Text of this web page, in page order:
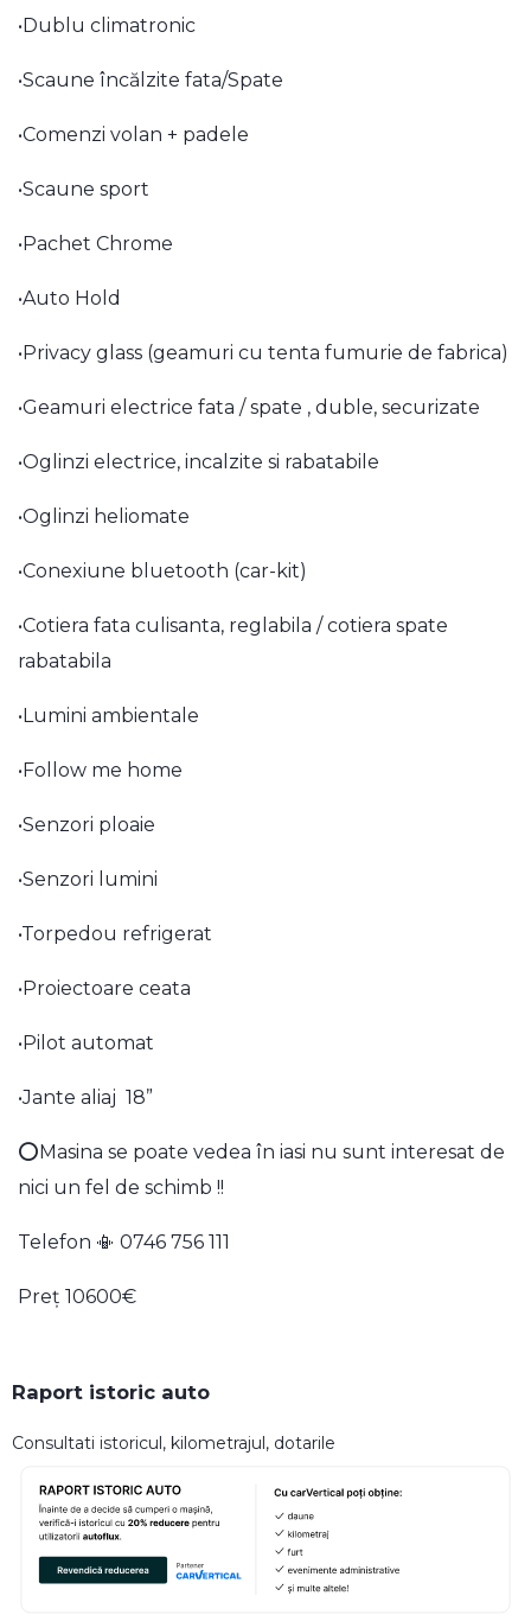
•Dublu climatronic
•Scaune încălzite fata/Spate
•Comenzi volan + padele
•Scaune sport
•Pachet Chrome
•Auto Hold
•Privacy glass (geamuri cu tenta fumurie de fabrica)
•Geamuri electrice fata / spate , duble, securizate
•Oglinzi electrice, incalzite si rabatabile
•Oglinzi heliomate
•Conexiune bluetooth (car-kit)
•Cotiera fata culisanta, reglabila / cotiera spate
rabatabila
•Lumini ambientale
•Follow me home
•Senzori ploaie
•Senzori lumini
•Torpedou refrigerat
•Proiectoare ceata
•Pilot automat
•Jante aliaj 18”
⭕Masina se poate vedea în iasi nu sunt interesat de
nici un fel de schimb !!
Telefon 📳 0746 756 111
Preț 10600€
Raport istoric auto
Consultati istoricul, kilometrajul, dotarile